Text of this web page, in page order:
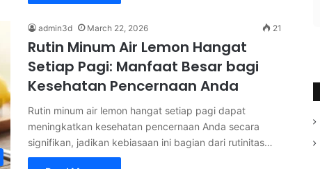
admin3d March 22, 2026 21
Rutin Minum Air Lemon Hangat
Setiap Pagi: Manfaat Besar bagi
Kesehatan Pencernaan Anda
Rutin minum air lemon hangat setiap pagi dapat
meningkatkan kesehatan pencernaan Anda secara
signifikan, jadikan kebiasaan ini bagian dari rutinitas…